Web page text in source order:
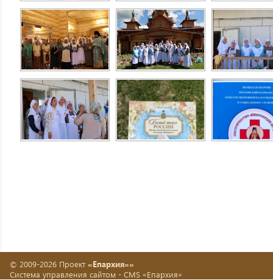
© 2009-2026 Проект «Епархия»»
Система управления сайтом - CMS «Епархия»